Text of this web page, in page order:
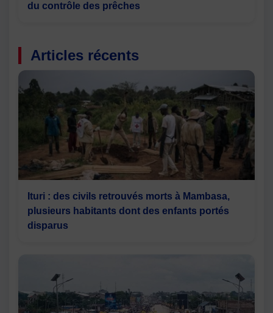
du contrôle des prêches
Articles récents
Ituri : des civils retrouvés morts à Mambasa,
plusieurs habitants dont des enfants portés
disparus